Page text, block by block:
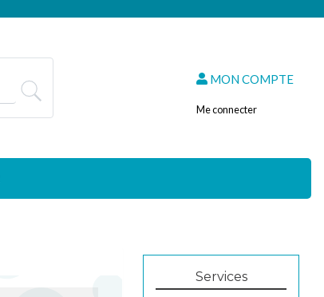
MON COMPTE
Me connecter
Services